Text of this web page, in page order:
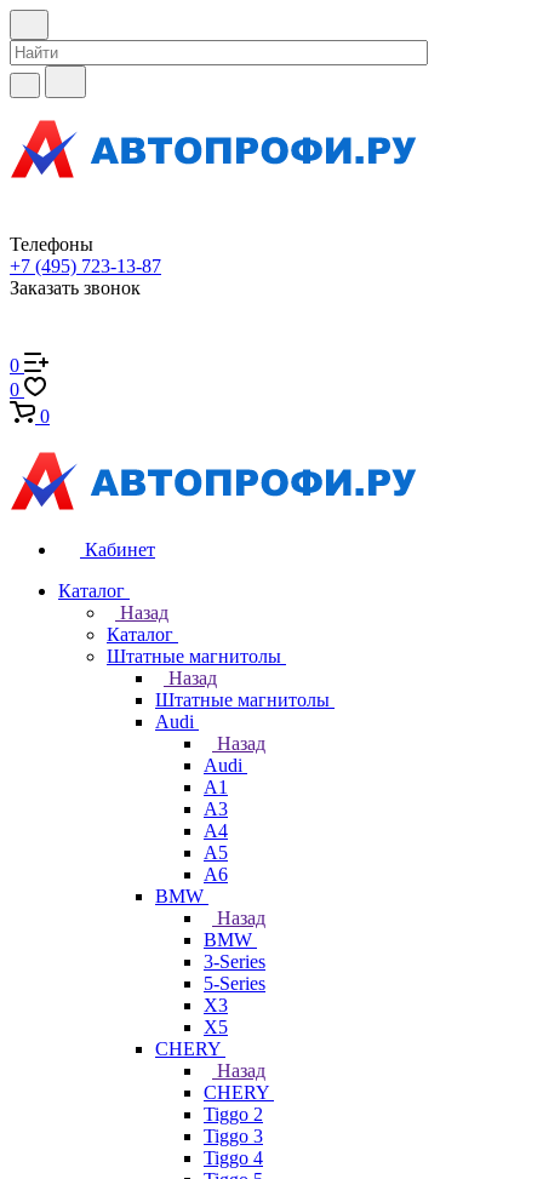
Телефоны
+7 (495) 723-13-87
Заказать звонок
0
0
0
Кабинет
Каталог
Назад
Каталог
Штатные магнитолы
Назад
Штатные магнитолы
Audi
Назад
Audi
A1
A3
A4
A5
A6
BMW
Назад
BMW
3-Series
5-Series
X3
X5
CHERY
Назад
CHERY
Tiggo 2
Tiggo 3
Tiggo 4